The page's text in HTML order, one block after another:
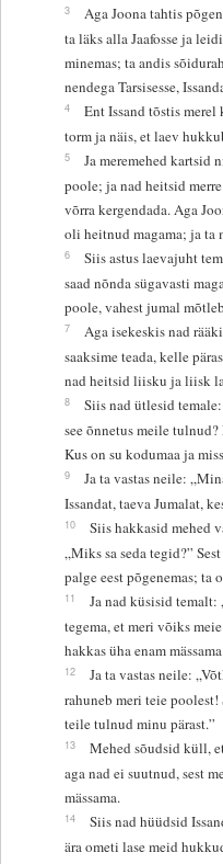
3
Aga Joona tahtis
ta läks alla Jaafosse ja
minemas; ta andis
nendega Tarsisesse,
4
Ent Issand tõstis merel
torm ja näis, et laev
5
Ja meremehed kartsid
poole; ja nad heitsid
võrra kergendada. Aga
oli heitnud magama; ja ta
6
Siis astus laevajuht
saad nõnda sügavasti
poole, vahest jumal
7
Aga isekeskis nad
saaksime teada, kelle
nad heitsid liisku ja liisk
8
Siis nad ütlesid
see õnnetus meile
Kus on su kodumaa ja
9
Ja ta vastas neile:
Issandat, taeva Jumalat,
10
Siis hakkasid mehed
„Miks sa seda tegid?”
palge eest põgenemas; ta
11
Ja nad küsisid temalt:
tegema, et meri võiks
hakkas üha enam mässama.
12
Ja ta vastas neile:
rahuneb meri teie poolest!
teile tulnud minu pärast.”
13
Mehed sõudsid küll,
aga nad ei suutnud, sest
mässama.
14
Siis nad hüüdsid
ära ometi lase meid